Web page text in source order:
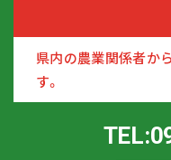
県内の農業関係者か
す。